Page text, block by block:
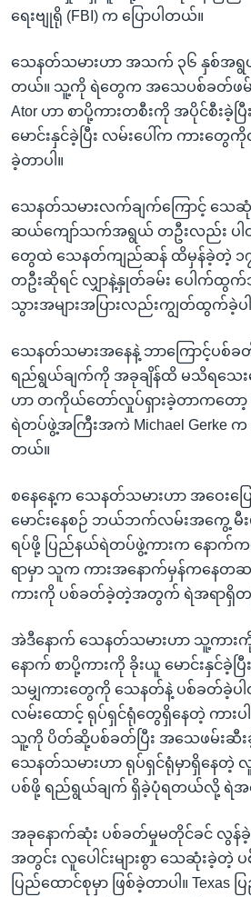
ရေးဗျုရို (FBI) က ပြောပါတယ်။
သေနတ်သမားဟာ အသက် ၃၆ နှစ်အရွယ်
တယ်။ သူ့ကို ရဲတွေက အသေပစ်ခတ်ဖမ်း
Ator ဟာ စာပို့ကားတစီးကို အပိုင်စီးခဲ့ပြီး
မောင်းနှင်ခဲ့ပြီး လမ်းပေါ်က ကားတွ
ခဲ့တာပါ။
သေနတ်သမားလက်ချက်ကြောင့် သေ
ဆယ်ကျော်သက်အရွယ် တဦးလည်း ပါ
တွေထဲ သေနတ်ကျည်ဆန် ထိမှန်ခဲ့တဲ့ ၁
တဦးဆိုရင် လျှာနဲ့နှုတ်ခမ်း ပေါက်ထွက်
သွားအများအပြားလည်းကျွတ်ထွက်ခဲ့
သေနတ်သမားအနေနဲ့ ဘာကြောင့်ပ
ရည်ရွယ်ချက်ကို အခုချိန်ထိ မသိရသေ
ဟာ တကိုယ်တော်လှုပ်ရှားခဲ့တာကတော့ သ
ရဲတပ်ဖွဲ့အကြီးအကဲ Michael Gerke က တ
တယ်။
စနေနေ့က သေနတ်သမားဟာ အဝေးပြေ
မောင်းနေစဉ် ဘယ်ဘက်လမ်းအကွေ့ မီ
ရပ်ဖို့ ပြည်နယ်ရဲတပ်ဖွဲ့ကားက နောက်က
ရာမှာ သူက ကားအနောက်မှန်ကနေတ
ကားကို ပစ်ခတ်ခဲ့တဲ့အတွက် ရဲအရာရှိတ
အဲဒီနောက် သေနတ်သမားဟာ သူ့ကားကို
နောက် စာပို့ကားကို ခိုးယူ မောင်းနှင်ခဲ့ပ
သမျှကားတွေကို သေနတ်နဲ့ ပစ်ခတ်ခဲ့ပ
လမ်းထောင့် ရုပ်ရှင်ရုံတွေရှိနေတဲ့ ကားပ
သူ့ကို ပိတ်ဆို့ပစ်ခတ်ပြီး အသေဖမ်းဆီး
သေနတ်သမားဟာ ရုပ်ရှင်ရုံမှာရှိနေ
ပစ်ဖို့ ရည်ရွယ်ချက် ရှိခဲ့ပုံရတယ်လို့ ရဲအရ
အခုနောက်ဆုံး ပစ်ခတ်မှုမတိုင်ခင် လွ
အတွင်း လူပေါင်းများစွာ သေဆုံးခဲ့တဲ့
ပြည်ထောင်စုမှာ ဖြစ်ခဲ့တာပါ။ Texas